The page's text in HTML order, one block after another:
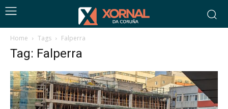
Home Tags Falperra
Tag: Falperra